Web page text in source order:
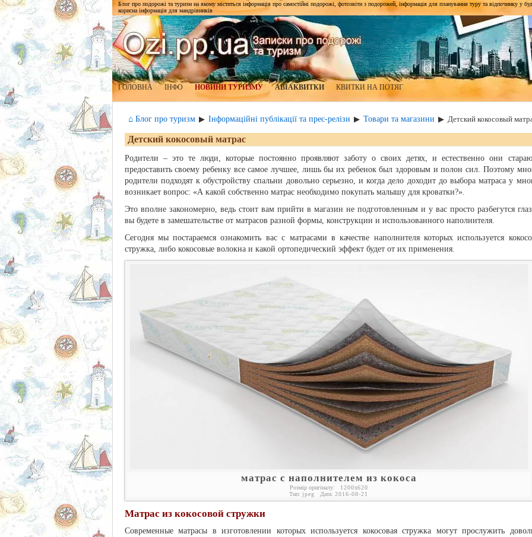
Блог про подорожі та туризм на якому міститься інформація про самостійні подорожі, фотозвіти з подорожей, інформація для планування туру та відпочинку у
корисна інформація для мандрівників
ГОЛОВНА ІНФО НОВИНИ ТУРИЗМУ АВІАКВИТКИ КВИТКИ НА ПОТЯГ
⌂ Блог про туризм ▶ Інформаційні публікації та прес-релізи ▶ Товари та магазини ▶ Детский кокосовый
Детский кокосовый матрас
Родители – это те люди, которые постоянно проявляют заботу о своих детях, и естественно они
предоставить своему ребенку все самое лучшее, лишь бы их ребенок был здоровым и полон сил. Поэтому
родители подходят к обустройству спальни довольно серьезно, и когда дело доходит до выбора матраса у
возникает вопрос: «А какой собственно матрас необходимо покупать малышу для кроватки?».
Это вполне закономерно, ведь стоит вам прийти в магазин не подготовленным и у вас просто разбегутся
вы будете в замешательстве от матрасов разной формы, конструкции и использованного наполнителя.
Сегодня мы постараемся ознакомить вас с матрасами в качестве наполнителя которых используется
стружка, либо кокосовые волокна и какой ортопедический эффект будет от их применения.
матрас с наполнителем из кокоса
Розмір оригіналу: 1200x620
Тип: jpeg Дата: 2016-08-21
Матрас из кокосовой стружки
Современные матрасы в изготовлении которых используется кокосовая стружка могут прослужить